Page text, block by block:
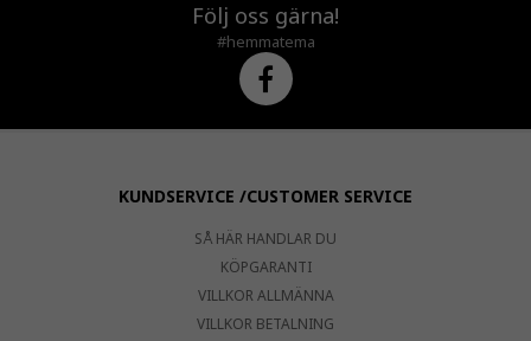
Följ oss gärna!
#hemmatema
KUNDSERVICE /CUSTOMER SERVICE
SÅ HÄR HANDLAR DU
KÖPGARANTI
VILLKOR ALLMÄNNA
VILLKOR BETALNING